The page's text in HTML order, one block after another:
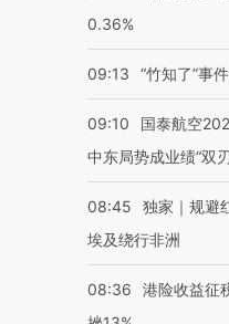
0.36%
09:13 “竹知了”事
09:10
国泰航空
中东局势成业绩“双
08:45
独家｜规避
埃及绕行非洲
08:36
港险收益征